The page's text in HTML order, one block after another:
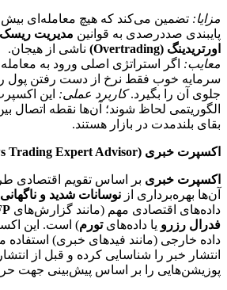
مزایا: تضمین می‌کند که هیچ معامله‌ای بیش
پایبندی صددرصدی به قوانین مدیریت ریسک
اور‌تریدینگ (Overtrading)
ناشی از هیجان.
معایب: اگر استراتژی اصلی ورود به
سرمایه خوب فقط نرخ از دست رفتن پول
جلوی آن را بگیرد.کاربرد عملی: این
الگوریتمی لحاظ شوند؛ آن‌ها نقطه اتصال
بقای بلندمدت در بازار هستند.
اکسپرت خبری (News Trading Expert Advisor)
اکسپرت خبری بر اساس تقویم اقتصادی
آن‌ها بهره‌برداری از نوسانات شدید و ناگهانی
داده‌های اقتصادی مهم (مانند گزارش‌های
فدرال رزرو یا داده‌هایتورم) است. این
داده خارجی (مانند فیدهای خبری) استفاده
انتشار خبر را شناسایی کرده و قبل از
پوزیشن‌هایی را بر اساس پیش‌بینی جهت